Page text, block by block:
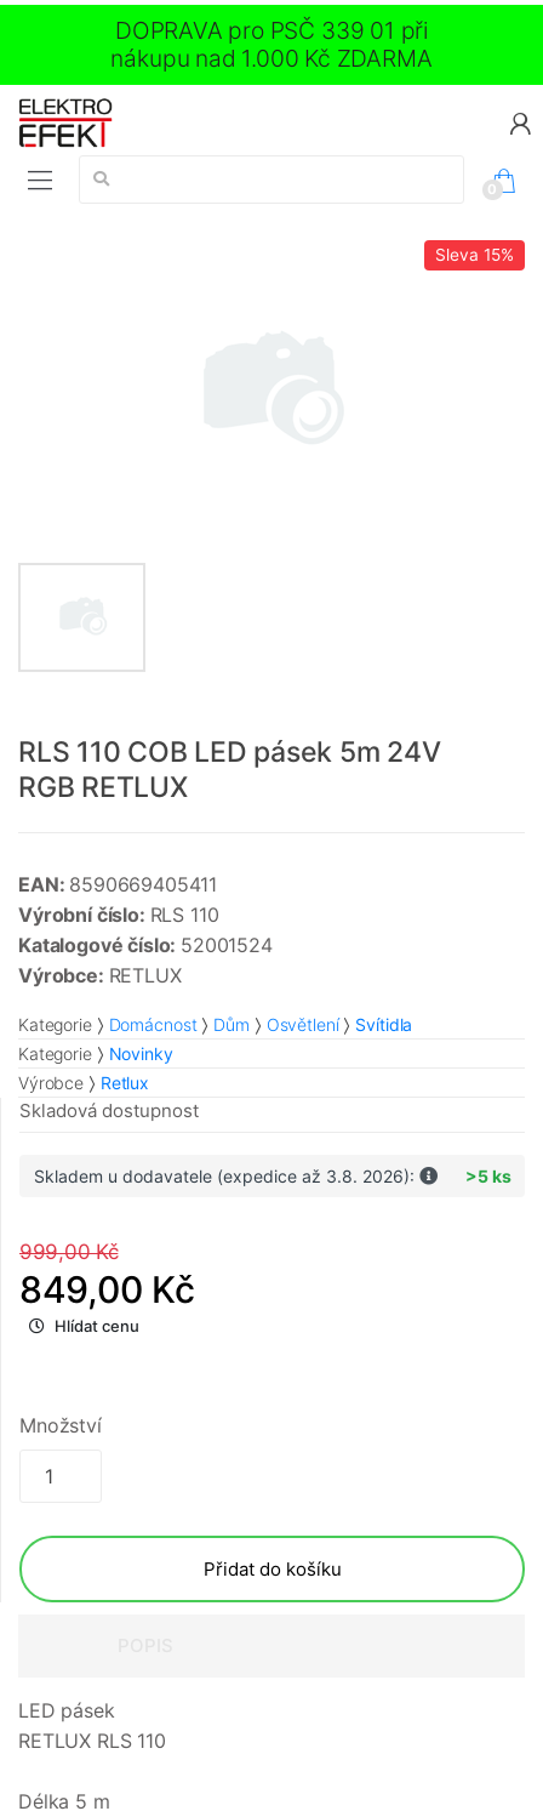
DOPRAVA pro PSČ 339 01 při
nákupu nad 1.000 Kč ZDARMA
Vyhledávání:
0
Sleva 15%
RLS 110 COB LED pásek 5m 24V
RGB RETLUX
EAN: 8590669405411
Výrobní číslo: RLS 110
Katalogové číslo: 52001524
Výrobce: RETLUX
Kategorie Domácnost Dům Osvětlení
Svítidla
Kategorie
Novinky
Výrobce
Retlux
Skladová dostupnost
Skladem u dodavatele (expedice až 3.8. 2026): >5 ks
999,00 Kč
849,00 Kč
Hlídat cenu
Množství
Přidat do košíku
LED pásek
RETLUX RLS 110
Délka 5 m